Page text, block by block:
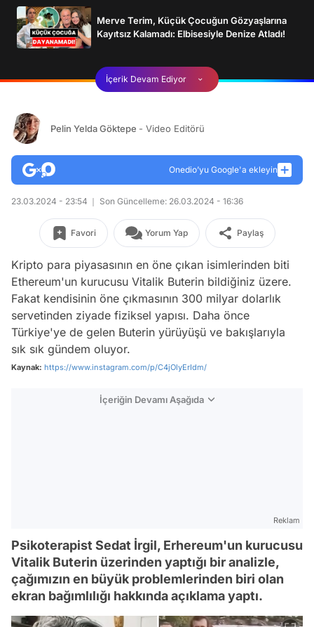
Merve Terim, Küçük Çocuğun Gözyaşlarına
Kayıtsız Kalamadı: Elbisesiyle Denize Atladı!
İçerik Devam Ediyor
Pelin Yelda Göktepe - Video Editörü
Onedio’yu Google'a ekleyin
23.03.2024 - 23:54 Son Güncelleme: 26.03.2024 - 16:36
Favori Yorum Yap Paylaş
Kripto para piyasasının en öne çıkan isimlerinden biti
Ethereum'un kurucusu Vitalik Buterin bildiğiniz üzere.
Fakat kendisinin öne çıkmasının 300 milyar dolarlık
servetinden ziyade fiziksel yapısı. Daha önce
Türkiye'ye de gelen Buterin yürüyüşü ve bakışlarıyla
sık sık gündem oluyor.
Kaynak: https://www.instagram.com/p/C4jOlyErIdm/
İçeriğin Devamı Aşağıda
Reklam
Psikoterapist Sedat İrgil, Erhereum'un kurucusu
Vitalik Buterin üzerinden yaptığı bir analizle,
çağımızın en büyük problemlerinden biri olan
ekran bağımlılığı hakkında açıklama yaptı.